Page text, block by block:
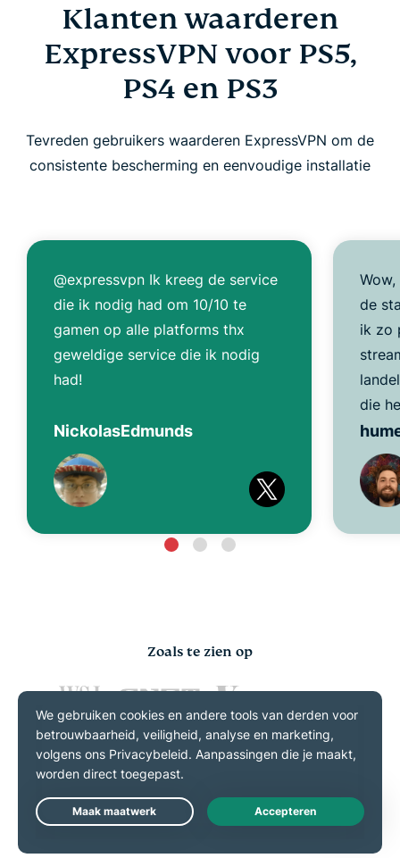
Klanten waarderen
ExpressVPN voor PS5,
PS4 en PS3
Tevreden gebruikers waarderen ExpressVPN om de
consistente bescherming en eenvoudige installatie
@expressvpn Ik kreeg de service
die ik nodig had om 10/10 te
gamen op alle platforms thx
geweldige service die ik nodig
had!
NickolasEdmunds
de
ik zo
die
Zoals te zien op
Veelgestelde vragen over
PlayStation en VPN’s
Live Chat